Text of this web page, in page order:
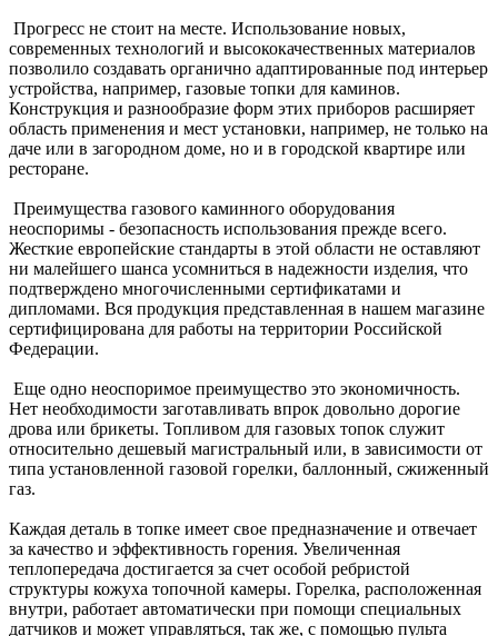
Прогресс не стоит на месте. Использование новых,
современных технологий и высококачественных материалов
позволило создавать органично адаптированные под интерьер
устройства, например, газовые топки для каминов.
Конструкция и разнообразие форм этих приборов расширяет
область применения и мест установки, например, не только на
даче или в загородном доме, но и в городской квартире или
ресторане.
Преимущества газового каминного оборудования
неоспоримы - безопасность использования прежде всего.
Жесткие европейские стандарты в этой области не оставляют
ни малейшего шанса усомниться в надежности изделия, что
подтверждено многочисленными сертификатами и
дипломами. Вся продукция представленная в нашем магазине
сертифицирована для работы на территории Российской
Федерации.
Еще одно неоспоримое преимущество это экономичность.
Нет необходимости заготавливать впрок довольно дорогие
дрова или брикеты. Топливом для газовых топок служит
относительно дешевый магистральный или, в зависимости от
типа установленной газовой горелки, баллонный, сжиженный
газ.
Каждая деталь в топке имеет свое предназначение и отвечает
за качество и эффективность горения. Увеличенная
теплопередача достигается за счет особой ребристой
структуры кожуха топочной камеры. Горелка, расположенная
внутри, работает автоматически при помощи специальных
датчиков и может управляться, так же, с помощью пульта